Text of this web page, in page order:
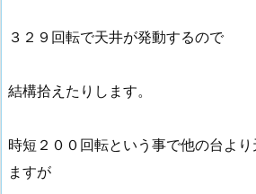
３２９回転で天井が発動するので
結構拾えたりします。
時短２００回転という事で他の台よ
ますが